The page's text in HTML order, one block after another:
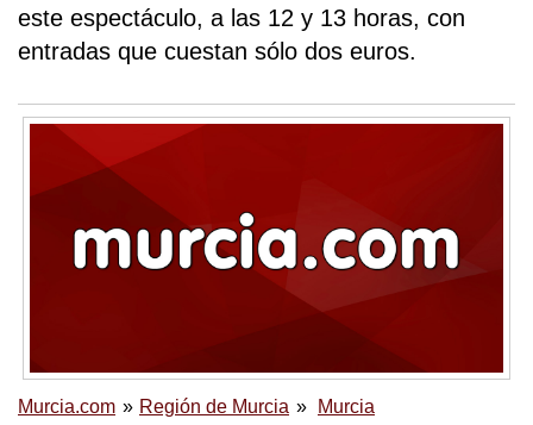
este espectáculo, a las 12 y 13 horas, con
entradas que cuestan sólo dos euros.
Murcia.com Región de Murcia Murcia